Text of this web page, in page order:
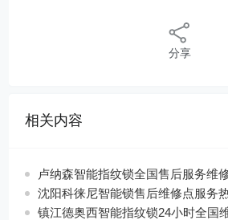
分享
相关内容
卢纳森智能指纹锁全国售后服务维
沈阳科徕尼智能锁售后维修点服务
镇江德奥西智能指纹锁24小时全国